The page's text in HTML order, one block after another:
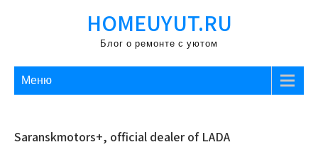
HOMEUYUT.RU
Блог о ремонте с уютом
Меню
Saranskmotors+, official dealer of LADA